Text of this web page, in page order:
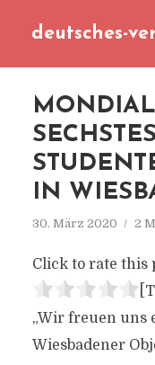
deutsches-
SECHSTES
IN
30. März 2020 2
Click to rate this
„Wir freuen uns
Wiesbadener